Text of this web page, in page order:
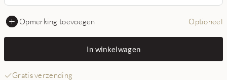
Opmerking toevoegen Optioneel
In winkelwagen
Gratis verzending